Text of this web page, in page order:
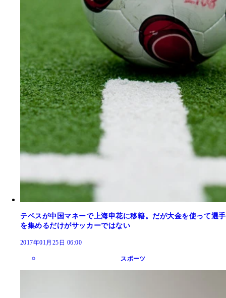
テベスが中国マネーで上海申花に移籍。だが大金を使って選手
を集めるだけがサッカーではない
2017年01月25日 06:00
スポーツ